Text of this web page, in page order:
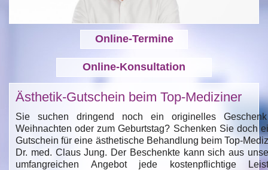
Online-Termine
Online-Konsultation
Ästhetik-Gutschein beim Top-Mediziner
Sie suchen dringend noch ein originelles
Weihnachten oder zum Geburtstag? Schenken Sie doch
Gutschein für eine ästhetische Behandlung beim Top-
Dr. med. Claus Jung. Der Beschenkte kann sich aus
umfangreichen Angebot jede kostenpflichtige